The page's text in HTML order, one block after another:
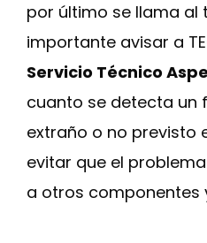
por último se llama al
importante avisar a
Servicio Técnico
cuanto se detecta un
extraño o no previsto
evitar que el
a otros componentes